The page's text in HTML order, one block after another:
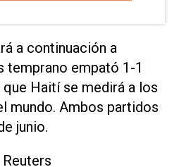
a continuación a
temprano empató 1-1
‌Haití se medirá a los
mundo. Ambos partidos
junio.